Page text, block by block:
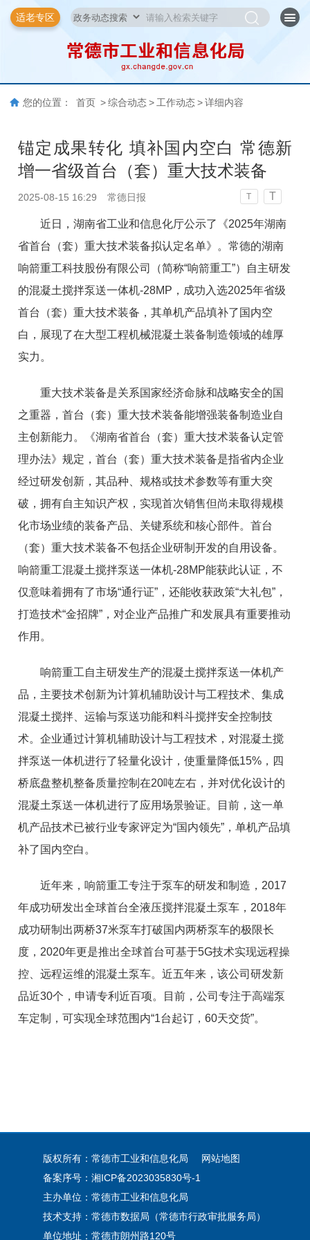
适老专区
您的位置： 首页 > 综合动态 > 工作动态 > 详细内容
锚定成果转化 填补国内空白 常德新
增一省级首台（套）重大技术装备
2025-08-15 16:29 常德日报 T T
近日，湖南省工业和信息化厅公示了《2025年湖南
省首台（套）重大技术装备拟认定名单》。常德的湖南
响箭重工科技股份有限公司（简称“响箭重工”）自主研发
的混凝土搅拌泵送一体机-28MP，成功入选2025年省级
首台（套）重大技术装备，其单机产品填补了国内空
白，展现了在大型工程机械混凝土装备制造领域的雄厚
实力。
重大技术装备是关系国家经济命脉和战略安全的国
之重器，首台（套）重大技术装备能增强装备制造业自
主创新能力。《湖南省首台（套）重大技术装备认定管
理办法》规定，首台（套）重大技术装备是指省内企业
经过研发创新，其品种、规格或技术参数等有重大突
破，拥有自主知识产权，实现首次销售但尚未取得规模
化市场业绩的装备产品、关键系统和核心部件。首台
（套）重大技术装备不包括企业研制开发的自用设备。
响箭重工混凝土搅拌泵送一体机-28MP能获此认证，不
仅意味着拥有了市场“通行证”，还能收获政策“大礼包”，
打造技术“金招牌”，对企业产品推广和发展具有重要推动
作用。
响箭重工自主研发生产的混凝土搅拌泵送一体机产
品，主要技术创新为计算机辅助设计与工程技术、集成
混凝土搅拌、运输与泵送功能和料斗搅拌安全控制技
术。企业通过计算机辅助设计与工程技术，对混凝土搅
拌泵送一体机进行了轻量化设计，使重量降低15%，四
桥底盘整机整备质量控制在20吨左右，并对优化设计的
混凝土泵送一体机进行了应用场景验证。目前，这一单
机产品技术已被行业专家评定为“国内领先”，单机产品填
补了国内空白。
近年来，响箭重工专注于泵车的研发和制造，2017
年成功研发出全球首台全液压搅拌混凝土泵车，2018年
成功研制出两桥37米泵车打破国内两桥泵车的极限长
度，2020年更是推出全球首台可基于5G技术实现远程操
控、远程运维的混凝土泵车。近五年来，该公司研发新
品近30个，申请专利近百项。目前，公司专注于高端泵
车定制，可实现全球范围内“1台起订，60天交货”。
版权所有：常德市工业和信息化局
网站地图
备案序号： 湘ICP备2023035830号-1
主办单位：常德市工业和信息化局
技术支持：常德市数据局（常德市行政审批服务局）
单位地址：常德市朗州路120号